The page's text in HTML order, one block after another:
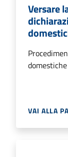
Versare
domestiche
VAI ALLA